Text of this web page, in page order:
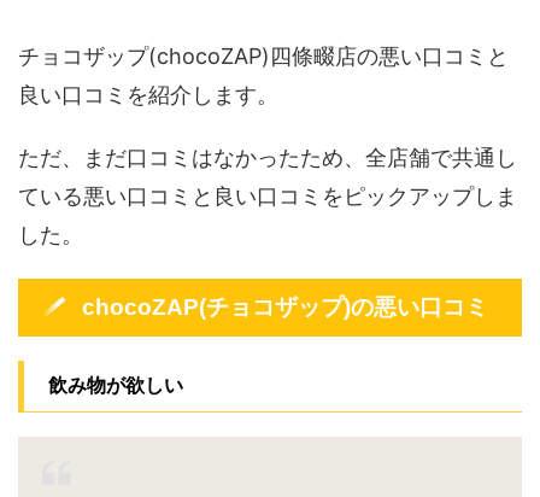
チョコザップ(chocoZAP)四條畷店の悪い口コミと
良い口コミを紹介します。
ただ、まだ口コミはなかったため、全店舗で共通し
ている悪い口コミと良い口コミをピックアップしま
した。
chocoZAP(チョコザップ)の悪い口コミ
飲み物が欲しい